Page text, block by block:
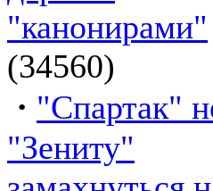
"канонирами"
(34560)
· "Спартак"
"Зениту"